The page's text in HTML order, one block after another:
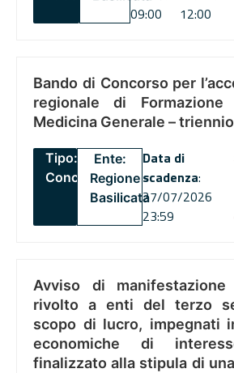
09:00
12:00
Bando di Concorso per
regionale di
Medicina Generale –
Tipo:
Concorsi
Ente:
Regione
Basilicata
Data di
scadenza:
27/07/2026
23:59
Avviso di
rivolto a enti del terzo
scopo di lucro, impegnati
economiche di
finalizzato alla stipula di